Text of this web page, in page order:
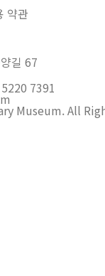
약관
길 67
7391
Museum. All